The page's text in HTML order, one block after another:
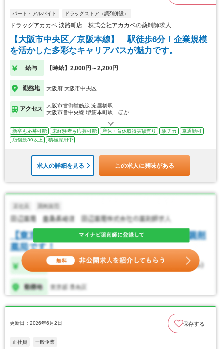
パート・アルバイト ドラッグストア（調剤併設）
ドラッグアカカベ 淡路町店 株式会社アカカベの薬剤師求人
【大阪市中央区／京阪本線】 駅徒歩6分！企業規模
を活かした多彩なキャリアパスが魅力です。
給与 【時給】2,000円～2,200円
勤務地 大阪府 大阪市中央区
アクセス
大阪市営御堂筋線 淀屋橋駅
大阪市営中央線 堺筋本町駅…ほか
新卒も応募可能 未経験者も応募可能 産休・育休取得実績有り 駅チカ
車通勤可
店舗数30以上
積極採用中
求人の詳細を見る この求人に興味がある
更新日：2026年6月2日 保存する
正社員 一般企業